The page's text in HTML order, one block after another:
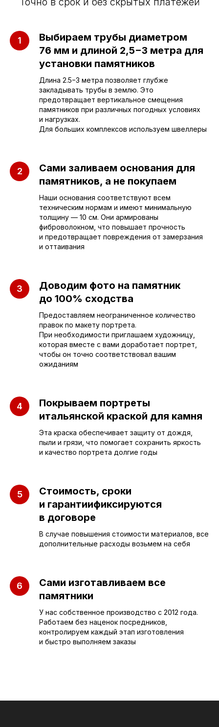
Выбираем трубы диаметром
76 мм и длиной 2,5−3 метра для
установки памятников
Длина 2.5−3 метра позволяет глубже
закладывать трубы в землю. Это
предотвращает вертикальное смещения
памятников при различных погодных условиях
и нагрузках.
Для больших комплексов используем швеллеры
Сами заливаем основания для
памятников, а не покупаем
Наши основания соответствуют всем
техническим нормам и имеют минимальную
толщину — 10 см. Они армированы
фиброволокном, что повышает прочность
и предотвращает повреждения от замерзания
и оттаивания
Доводим фото на памятник
до 100% сходства
Предоставляем неограниченное количество
правок по макету портрета.
При необходимости приглашаем художницу,
которая вместе с вами доработает портрет,
чтобы он точно соответствовал вашим
ожиданиям
Покрываем портреты
итальянской краской для камня
Эта краска обеспечивает защиту от дождя,
пыли и грязи, что помогает сохранить яркость
и качество портрета долгие годы
Стоимость, сроки
и гарантиификсируются
в договоре
В случае повышения стоимости материалов, все
дополнительные расходы возьмем на себя
Сами изготавливаем все
памятники
У нас собственное производство с 2012 года.
Работаем без наценок посредников,
контролируем каждый этап изготовления
и быстро выполняем заказы
Приезжайте к нам
в офис
sleza-v-kamne64@yandex.ru
Пугачёва, 156
Бюджетные
г. Энгельс, Весёлая ул., 114
Горизонтальные
Комплексы
© 2012-2024 гранитная мастерская
СЛЕЗА В
КАМНЕ
644910038492
О компании
Наши работы
Благоустройство
Доставка и
установка
+7 (953) 637-24-55
Руководитель мастерской